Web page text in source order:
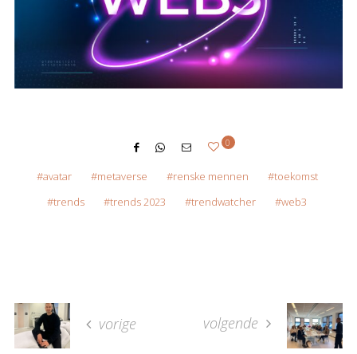
0
avatar metaverse renske mennen
toekomst
trends
trends 2023 trendwatcher web3
vorige volgende